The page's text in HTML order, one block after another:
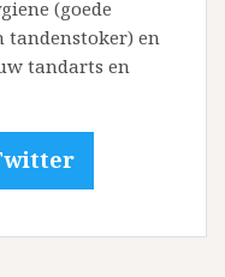
(goede
tandenstoker) en
tandarts en